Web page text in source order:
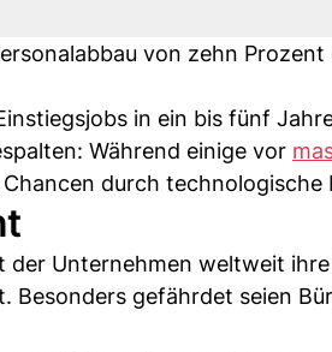
von zehn Prozent
in ein bis fünf
Während einige vor
durch technologische
der Unternehmen weltweit
Besonders gefährdet seien